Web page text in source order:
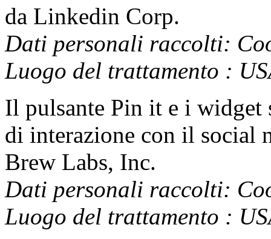
da Linkedin Corp.
Dati personali raccolti:
Luogo del trattamento :
Il pulsante Pin it e i widget
di interazione con il social
Brew Labs, Inc.
Dati personali raccolti:
Luogo del trattamento :